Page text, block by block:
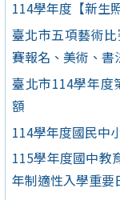
114學年度【新生
臺北市五項藝術
賽報名、美術、書
臺北市114學年度
額
114學年度國民中
115學年度國中教
年制適性入學重要